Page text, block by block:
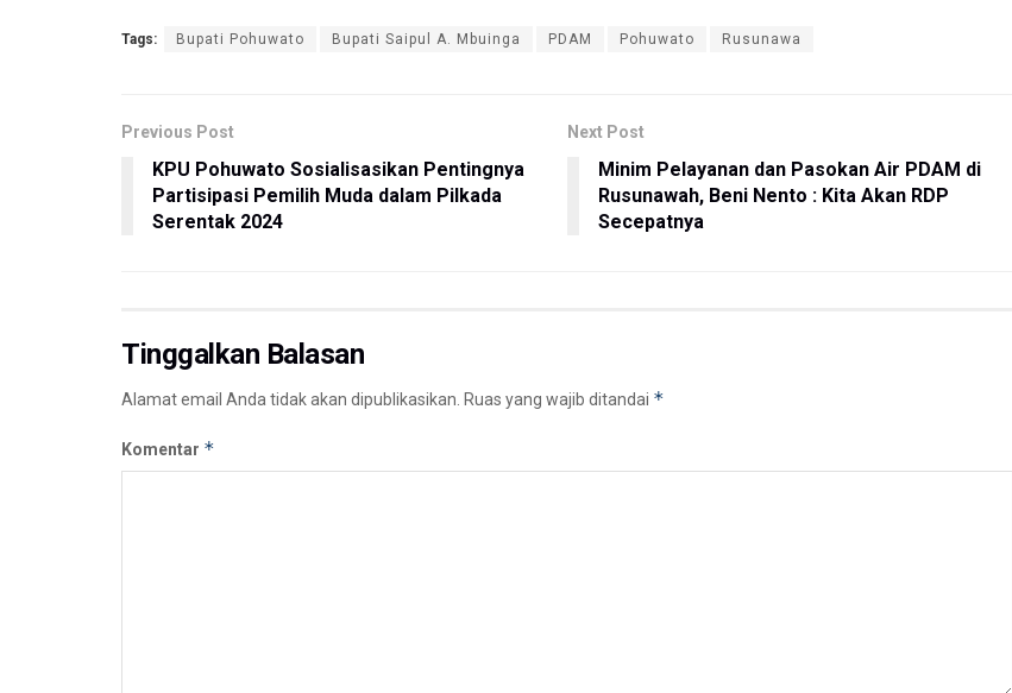
Tags: Bupati Pohuwato Bupati Saipul A. Mbuinga PDAM Pohuwato Rusunawa
Previous Post
KPU Pohuwato Sosialisasikan Pentingnya
Partisipasi Pemilih Muda dalam Pilkada
Serentak 2024
Next Post
Minim Pelayanan dan Pasokan Air PDAM di
Rusunawah, Beni Nento : Kita Akan RDP
Secepatnya
Tinggalkan Balasan
Alamat email Anda tidak akan dipublikasikan. Ruas yang wajib ditandai *
Komentar *